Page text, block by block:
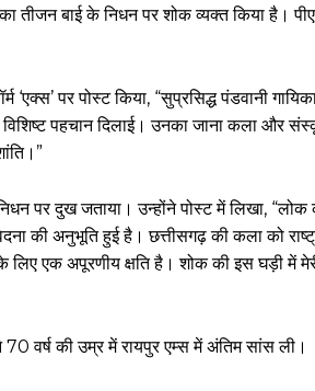
तीजन बाई के निधन पर शोक व्यक्त किया है।
‘एक्स’ पर पोस्ट किया, “सुप्रसिद्ध पंडवानी
पहचान दिलाई। उनका जाना कला और
निधन पर दुख जताया। उन्होंने पोस्ट में लिखा,
की अनुभूति हुई है। छत्तीसगढ़ की कला को
लिए एक अपूरणीय क्षति है। शोक की इस घड़ी
वर्ष की उम्र में रायपुर एम्स में अंतिम सांस ली।